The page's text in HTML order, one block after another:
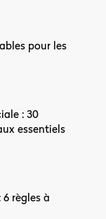
pour les
: 30
essentiels
règles à